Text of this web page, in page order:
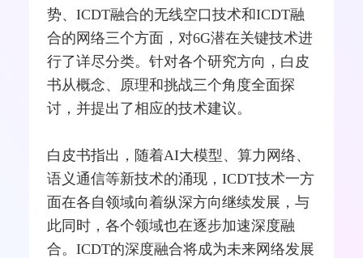
势、ICDT融合的无线空口技术和ICDT融
合的网络三个方面，对6G潜在关键技术进
行了详尽分类。针对各个研究方向，白皮
书从概念、原理和挑战三个角度全面探
讨，并提出了相应的技术建议。
白皮书指出，随着AI大模型、算力网络、
语义通信等新技术的涌现，ICDT技术一方
面在各自领域向着纵深方向继续发展，与
此同时，各个领域也在逐步加速深度融
合。ICDT的深度融合将成为未来网络发展